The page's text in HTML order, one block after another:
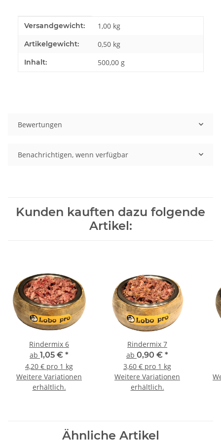
Produkteigenschaft
Wert
Versandgewicht: 1,00 kg
Artikelgewicht: 0,50 kg
Inhalt: 500,00 g
Bewertungen
Benachrichtigen, wenn verfügbar
Kunden kauften dazu folgende
Artikel:
Rindermix 6
ab 1,05 € *
4,20 € pro 1 kg
Weitere Variationen
erhältlich.
Rindermix 7
ab 0,90 € *
3,60 € pro 1 kg
Weitere Variationen
erhältlich.
Ähnliche Artikel